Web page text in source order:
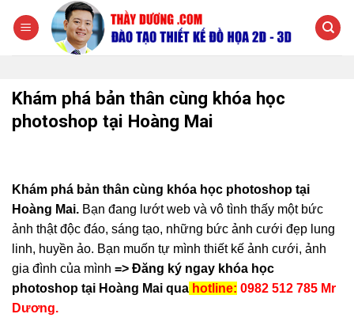
đến
Khám phá bản thân cùng khóa học
photoshop tại Hoàng Mai
Khám phá bản thân cùng khóa học photoshop tại
Hoàng Mai. Bạn đang lướt web và vô tình thấy một bức
ảnh thật độc đáo, sáng tạo, những bức ảnh cưới đẹp lung
linh, huyền ảo. Bạn muốn tự mình thiết kế ảnh cưới, ảnh
gia đình của mình => Đăng ký ngay khóa học
photoshop tại Hoàng Mai qua hotline: 0982 512 785 Mr
Dương.